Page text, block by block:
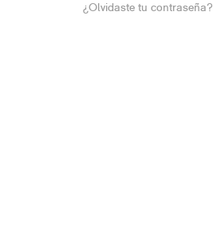
¿Olvidaste tu contraseña?